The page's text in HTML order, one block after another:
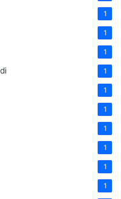
1
1
1
1
1
1
1
1
1
1